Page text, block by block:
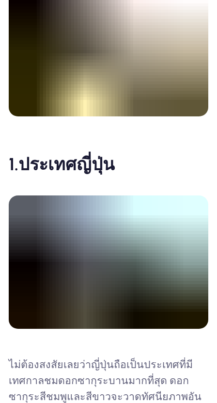
1.ประเทศญี่ปุ่น
ไม่ต้องสงสัยเลยว่าญี่ปุ่นถือเป็นประเทศที่มี
เทศกาลชมดอกซากุระบานมากที่สุด ดอก
ซากุระสีชมพูและสีขาวจะวาดทัศนียภาพอัน